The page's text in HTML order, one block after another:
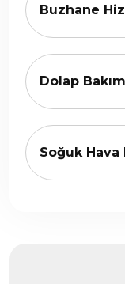
Buzhane
Dolap
Soğuk